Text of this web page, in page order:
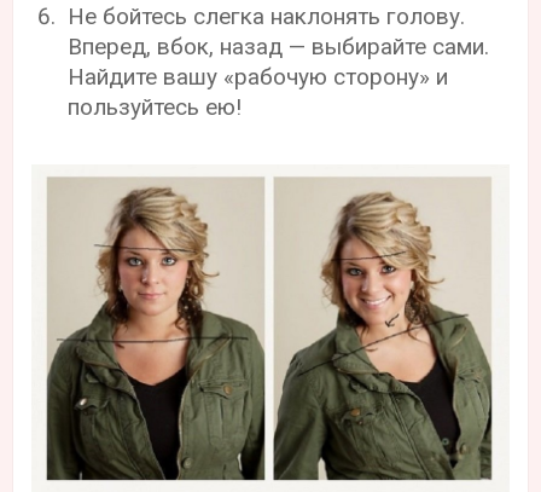
Не бойтесь слегка наклонять голову.
Вперед, вбок, назад — выбирайте сами.
Найдите вашу «рабочую сторону» и
пользуйтесь ею!